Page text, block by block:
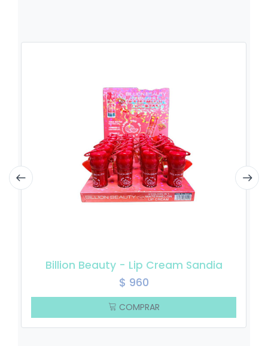
Billion Beauty - Lip Cream Sandia
$ 960
COMPRAR